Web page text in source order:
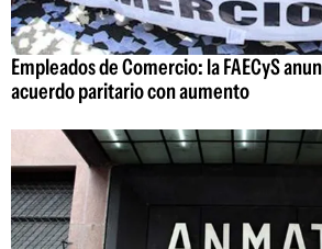
Empleados de Comercio: la FAECyS
acuerdo paritario con aumento